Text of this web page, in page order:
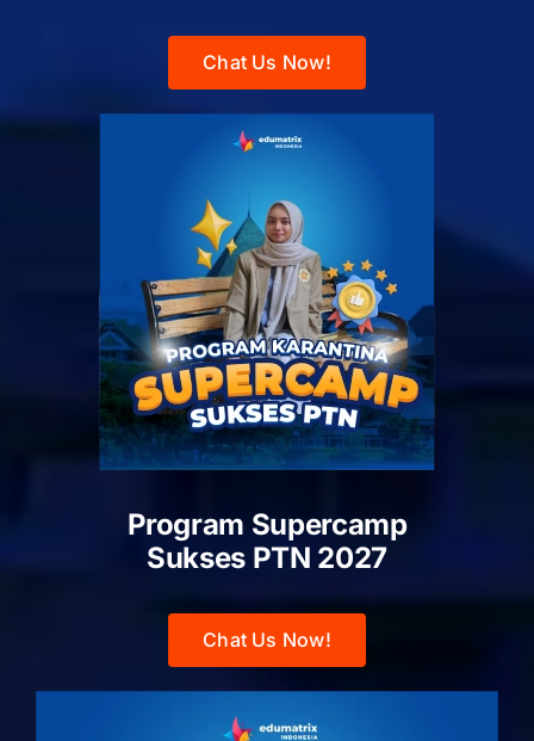
Chat Us Now!
Program Supercamp
Sukses PTN 2027
Chat Us Now!